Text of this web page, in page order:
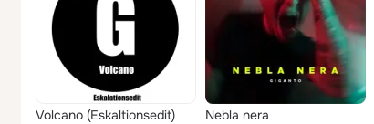
Volcano (Eskaltionsedit) Nebla nera